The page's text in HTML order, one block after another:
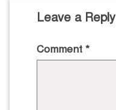
Leave a Reply
Comment *